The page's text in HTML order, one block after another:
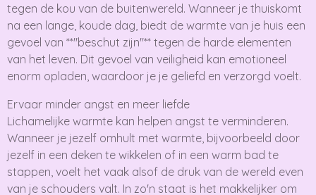
tegen de kou van de buitenwereld. Wanneer je thuiskomt
na een lange, koude dag, biedt de warmte van je huis een
gevoel van **"beschut zijn"** tegen de harde elementen
van het leven. Dit gevoel van veiligheid kan emotioneel
enorm opladen, waardoor je je geliefd en verzorgd voelt.
Ervaar minder angst en meer liefde
Lichamelijke warmte kan helpen angst te verminderen.
Wanneer je jezelf omhult met warmte, bijvoorbeeld door
jezelf in een deken te wikkelen of in een warm bad te
stappen, voelt het vaak alsof de druk van de wereld even
van je schouders valt. In zo'n staat is het makkelijker om